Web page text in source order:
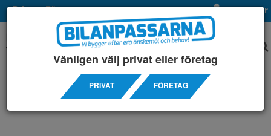
Privat Företag Mina sidor
SERVICEINREDNINGAR/ PEUGEOT/ BOXER L2H2
Vänligen välj privat eller företag
PRIVAT FÖRETAG